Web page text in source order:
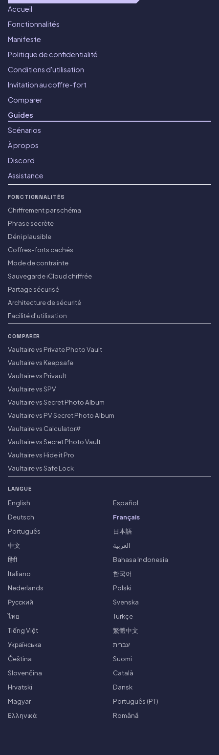
Accueil
Fonctionnalités
Manifeste
Politique de confidentialité
Conditions d'utilisation
Invitation au coffre-fort
Comparer
Guides
Scénarios
À propos
Discord
Assistance
FONCTIONNALITÉS
Chiffrement par schéma
Phrase secrète
Déni plausible
Coffres-forts cachés
Mode de contrainte
Sauvegarde iCloud chiffrée
Partage sécurisé
Architecture de sécurité
Facilité d'utilisation
COMPARER
Vaultaire vs Private Photo Vault
Vaultaire vs Keepsafe
Vaultaire vs Privault
Vaultaire vs SPV
Vaultaire vs Secret Photo Album
Vaultaire vs PV Secret Photo Album
Vaultaire vs Calculator#
Vaultaire vs Secret Photo Vault
Vaultaire vs Hide it Pro
Vaultaire vs Safe Lock
LANGUE
English
Español
Deutsch
Français
Português
日本語
中文
العربية
हिंदी
Bahasa Indonesia
Italiano
한국어
Nederlands
Polski
Русский
Svenska
ไทย
Türkçe
Tiếng Việt
繁體中文
Українська
עברית
Čeština
Suomi
Slovenčina
Català
Hrvatski
Dansk
Magyar
Português (PT)
Ελληνικά
Română